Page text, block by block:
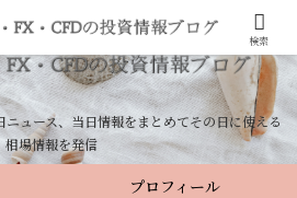
ュース、当日情報をまとめてその日に使える
相場情報を発信
プロフィール
検索